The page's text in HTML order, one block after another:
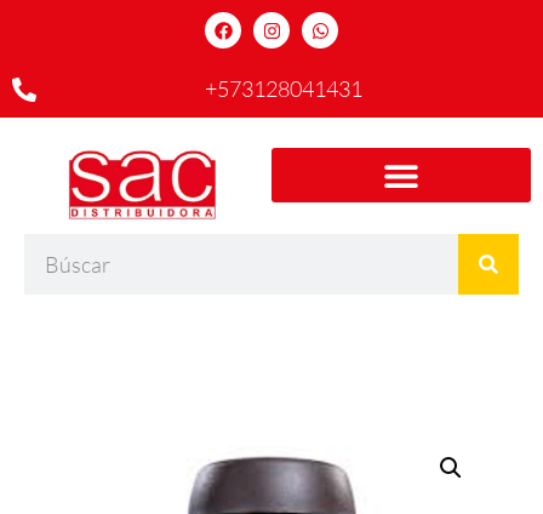
+573128041431